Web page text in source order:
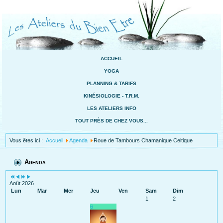
ACCUEIL
YOGA
PLANNING & TARIFS
KINÉSIOLOGIE - T.R.M.
LES ATELIERS INFO
TOUT PRÈS DE CHEZ VOUS...
Vous êtes ici :Accueil Agenda Roue de Tambours Chamanique Celtique
Agenda
Août 2026
Lun
Mar Mer Jeu Ven Sam
Dim
1
2
6